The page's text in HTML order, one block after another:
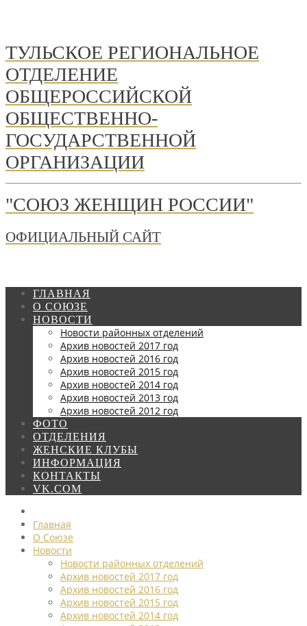
ТУЛЬСКОЕ РЕГИОНАЛЬНОЕ
ОТДЕЛЕНИЕ
ОБЩЕРОССИЙСКОЙ
ОБЩЕСТВЕННО-
ГОСУДАРСТВЕННОЙ
ОРГАНИЗАЦИИ
"СОЮЗ ЖЕНЩИН РОССИИ"
ОФИЦИАЛЬНЫЙ САЙТ
ГЛАВНАЯ
О СОЮЗЕ
НОВОСТИ
Новости районных отделений
Архив новостей 2017 год
Архив новостей 2016 год
Архив новостей 2015 год
Архив новостей 2014 год
Архив новостей 2013 год
Архив новостей 2012 год
ФОТО
ОТДЕЛЕНИЯ
ЖЕНСКИЕ КЛУБЫ
ИНФОРМАЦИЯ
КОНТАКТЫ
VK.COM
Главная
О Союзе
Новости
Новости районных отделений
Архив новостей 2017 год
Архив новостей 2016 год
Архив новостей 2015 год
Архив новостей 2014 год